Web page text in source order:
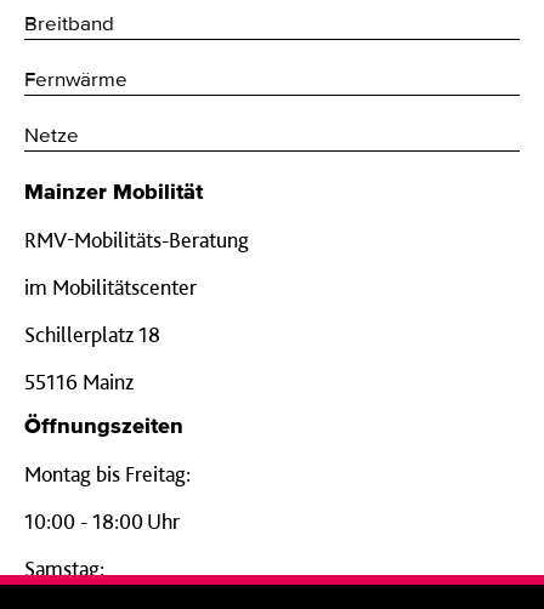
Breitband
Fernwärme
Netze
Mainzer Mobilität
RMV-Mobilitäts-Beratung
im Mobilitätscenter
Schillerplatz 18
55116 Mainz
Öffnungszeiten
Montag bis Freitag:
10:00 - 18:00 Uhr
Samstag: